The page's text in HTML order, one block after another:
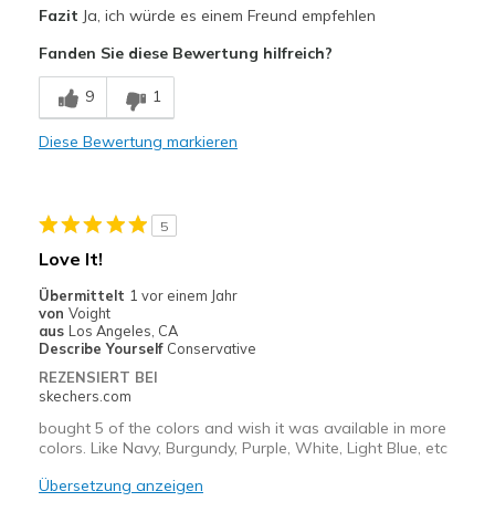
Comfortable
So much nicer looking than my other active shirt
Casual Wear
Width
Feels true to width
Sizing
Feels true to size
Fazit Ja, ich würde es einem Freund empfehlen
Fanden Sie diese Bewertung hilfreich?
9 1
Diese Bewertung markieren
5
Love It!
Übermittelt 1 vor einem Jahr
von Voight
aus Los Angeles, CA
Describe Yourself Conservative
REZENSIERT BEI
skechers.com
bought 5 of the colors and wish it was available in more
colors. Like Navy, Burgundy, Purple, White, Light Blue, etc
Übersetzung anzeigen